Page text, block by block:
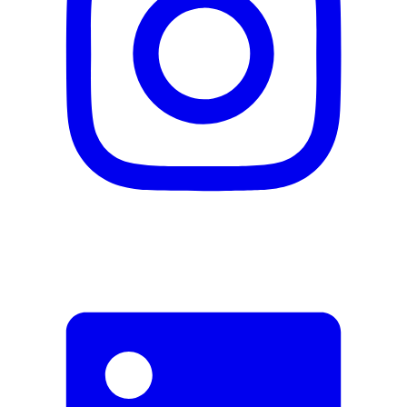
Description
Adresse e-mail (facultatif)
Signaler des données erronées